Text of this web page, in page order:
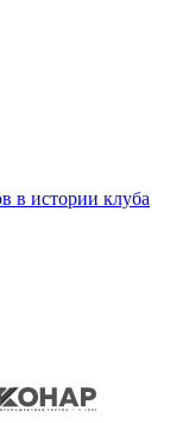
в истории клуба